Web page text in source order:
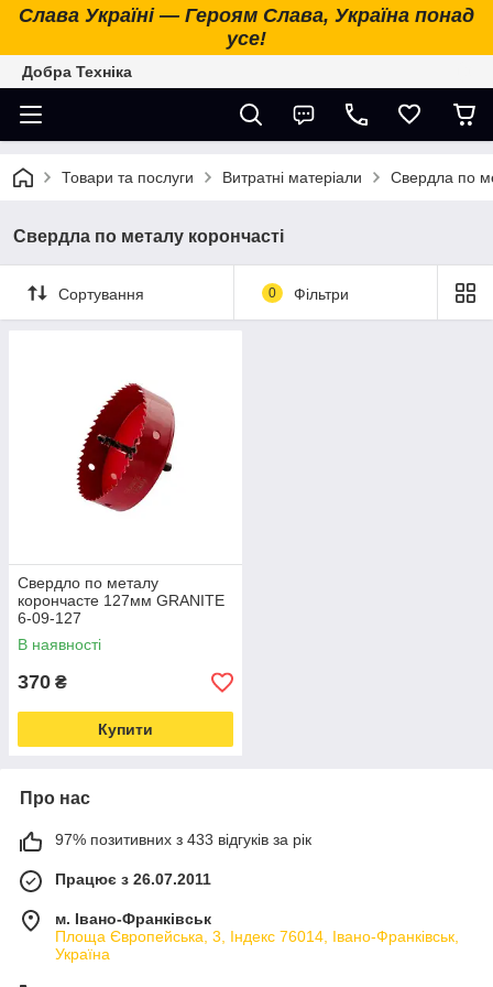
Слава Україні — Героям Слава, Україна понад
усе!
Добра Техніка
Товари та послуги Витратні матеріали Свердла по
Свердла по металу корончасті
Сортування 0 Фільтри
Свердло по металу
корончасте 127мм GRANITE
6-09-127
В наявності
370 ₴
Купити
Про нас
97% позитивних з 433 відгуків за рік
Працює з 26.07.2011
м. Івано-Франківськ
Площа Європейська, 3, Індекс 76014, Івано-Франківськ,
Україна